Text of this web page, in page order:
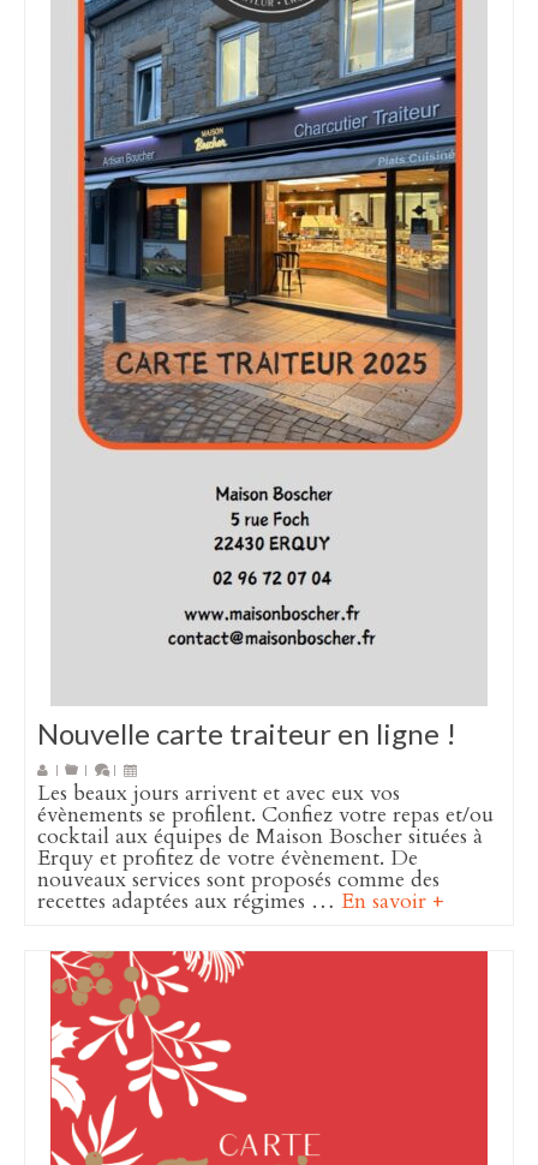
Nouvelle carte traiteur en ligne !
| | |
Les beaux jours arrivent et avec eux vos
évènements se profilent. Confiez votre repas et/ou
cocktail aux équipes de Maison Boscher situées à
Erquy et profitez de votre évènement. De
nouveaux services sont proposés comme des
recettes adaptées aux régimes … En savoir +